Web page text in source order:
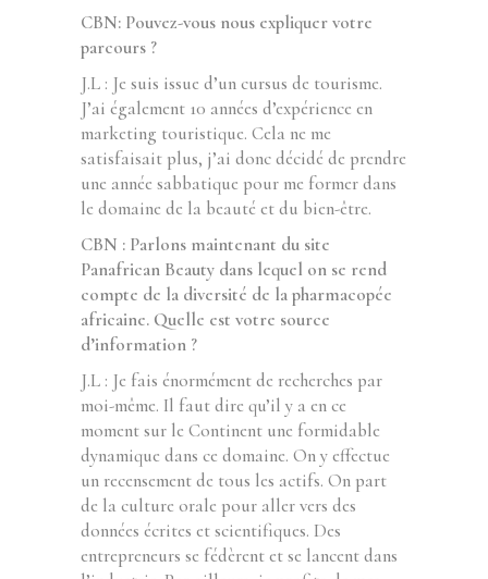
CBN: Pouvez-vous nous expliquer votre
parcours ?
J.L : Je suis issue d’un cursus de tourisme.
J’ai également 10 années d’expérience en
marketing touristique. Cela ne me
satisfaisait plus, j’ai donc décidé de prendre
une année sabbatique pour me former dans
le domaine de la beauté et du bien-être.
CBN : Parlons maintenant du site
Panafrican Beauty dans lequel on se rend
compte de la diversité de la pharmacopée
africaine. Quelle est votre source
d’information ?
J.L : Je fais énormément de recherches par
moi-même. Il faut dire qu’il y a en ce
moment sur le Continent une formidable
dynamique dans ce domaine. On y effectue
un recensement de tous les actifs. On part
de la culture orale pour aller vers des
données écrites et scientifiques. Des
entrepreneurs se fédèrent et se lancent dans